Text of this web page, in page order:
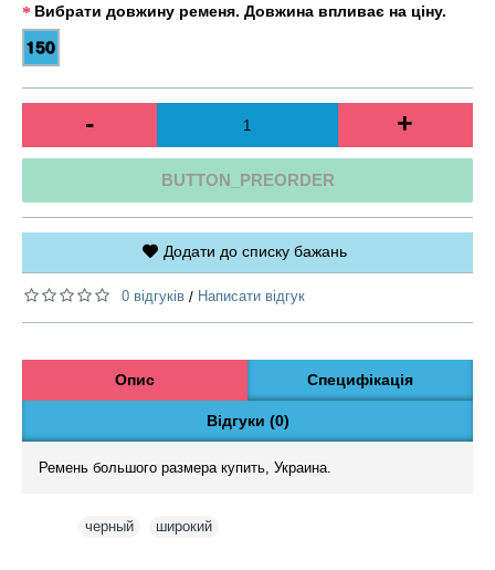
Вибрати довжину ременя. Довжина впливає на ціну.
- +
BUTTON_PREORDER
Додати до списку бажань
0 відгуків / Написати відгук
Опис Специфікація
Відгуки (0)
Ремень большого размера купить, Украина.
черный широкий